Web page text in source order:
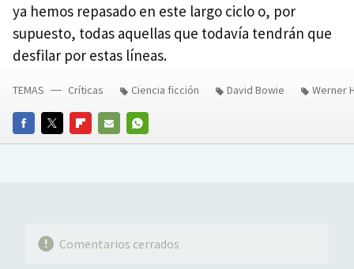
ya hemos repasado en este largo ciclo o, por
supuesto, todas aquellas que todavía tendrán que
desfilar por estas líneas.
FACEBOOKTWITTERFLIPBOARD
E-
WHATSAPP
TEMAS Críticas Ciencia ficción David Bowie Werner
Comentarios cerrados